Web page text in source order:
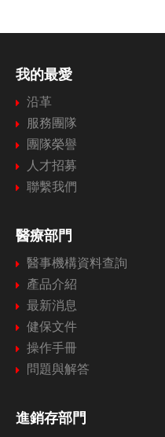
我的最愛
沿革
服務團隊
團隊榮譽
人才招募
聯繫我們
醫療部門
醫事機構資料查詢
產品介紹
最新消息
健保文件
操作手冊
問題與解答
進銷存部門